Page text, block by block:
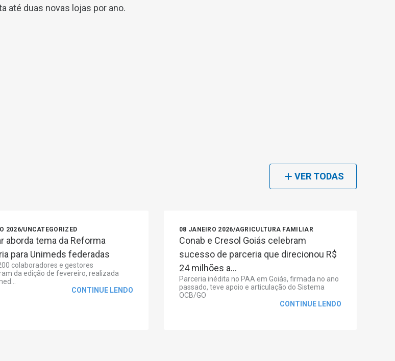
até duas novas lojas por ano.
VER TODAS
2026/UNCATEGORIZED
aborda tema da Reforma
para Unimeds federadas
colaboradores e gestores
da edição de fevereiro, realizada
CONTINUE LENDO
08 JANEIRO 2026/AGRICULTURA FAMILIAR
Conab e Cresol Goiás celebram
sucesso de parceria que direcionou R$
24 milhões a...
Parceria inédita no PAA em Goiás, firmada no ano
passado, teve apoio e articulação do Sistema
OCB/GO
CONTINUE LENDO